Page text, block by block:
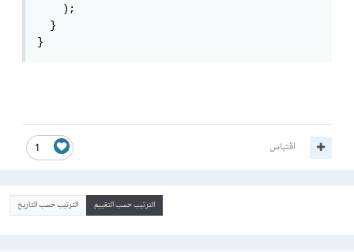
    );
  }
}
1 اقتباس
الترتيب حسب التقييم الترتيب حسب التاريخ